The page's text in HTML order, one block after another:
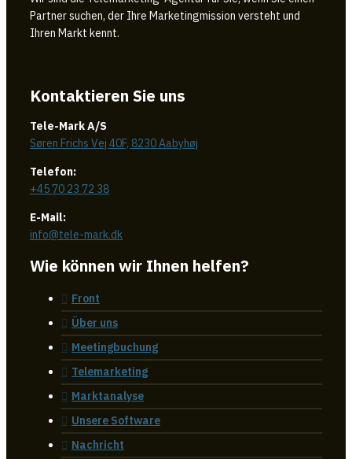
Partner suchen, der Ihre Marketingmission versteht und
Ihren Markt kennt.
Kontaktieren Sie uns
Tele-Mark A/S
Søren Frichs Vej 40F, 8230 Aabyhøj
Telefon:
+45 70 23 72 38
E-Mail:
info@tele-mark.dk
Wie können wir Ihnen helfen?
Front
Über uns
Meetingbuchung
Telemarketing
Marktanalyse
Unsere Software
Nachricht